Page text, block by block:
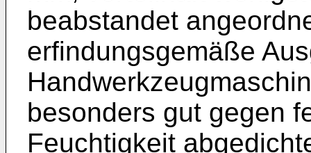
beabstandet
erfindungsgemäße
besonders gut gegen
Feuchtigkeit